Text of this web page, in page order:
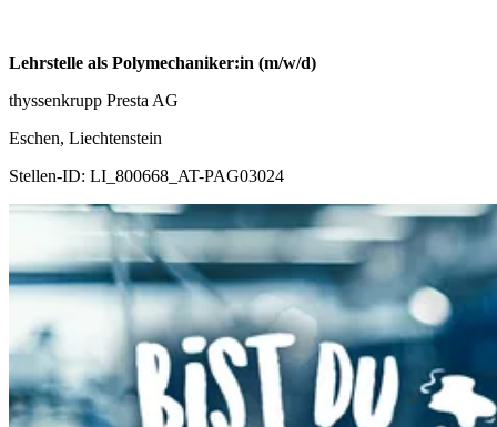
Lehrstelle als Polymechaniker:in (m/w/d)
thyssenkrupp Presta AG
Eschen, Liechtenstein
Stellen-ID: LI_800668_AT-PAG03024